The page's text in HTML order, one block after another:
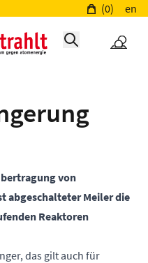
(0) en
von
abgeschalteter Meiler die
Reaktoren
das gilt auch für